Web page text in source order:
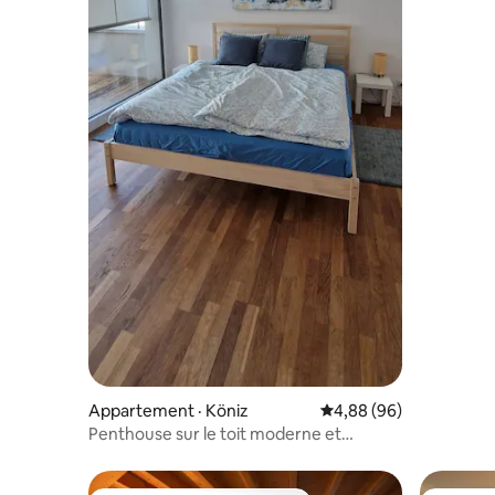
Appartement · Köniz Note moyenne de
4,88 (96)
Penthouse sur le toit moderne et